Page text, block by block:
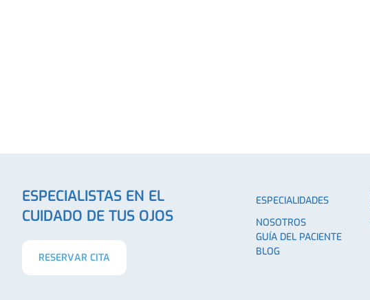
ESPECIALISTAS EN EL
CUIDADO DE TUS OJOS
RESERVAR CITA
ESPECIALIDADES
NOSOTROS
GUÍA DEL PACIENTE
BLOG